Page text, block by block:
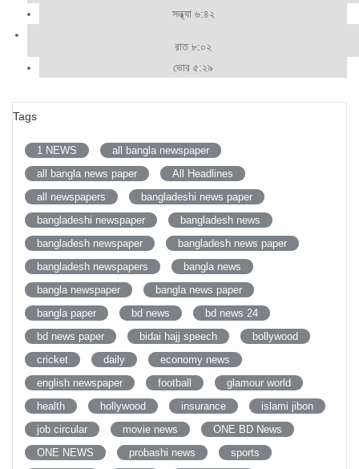
সন্ধ্যা ৬:৪২
রাত ৮:০২
ভোর ৫:২৯
Tags
1 NEWS
all bangla newspaper
all bangla news paper
All Headlines
all newspapers
bangladeshi news paper
bangladeshi newspaper
bangladesh news
bangladesh newspaper
bangladesh news paper
bangladesh newspapers
bangla news
bangla newspaper
bangla news paper
bangla paper
bd news
bd news 24
bd news paper
bidai hajj speech
bollywood
cricket
daily
economy news
english newspaper
football
glamour world
health
hollywood insurance
islami jibon
job circular
movie news
ONE BD News
ONE NEWS
probashi news
sports